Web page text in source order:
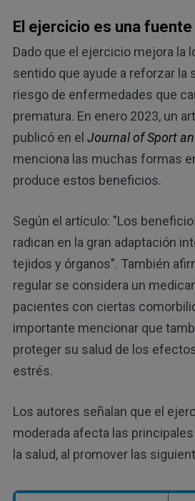
El ejercicio es una
Dado que el ejercicio mejora la
sentido que ayude a reforzar la
riesgo de enfermedades que
prematura. En enero 2023, un
publicó en el Journal of Sport
menciona las muchas formas
produce estos beneficios.
Según el artículo: "Los
radican en la gran adaptación
tejidos y órganos". También
regular se considera un
pacientes con ciertas
importante mencionar que
proteger su salud de los
estrés.
Los autores señalan que el
moderada afecta las
la salud, al promover las